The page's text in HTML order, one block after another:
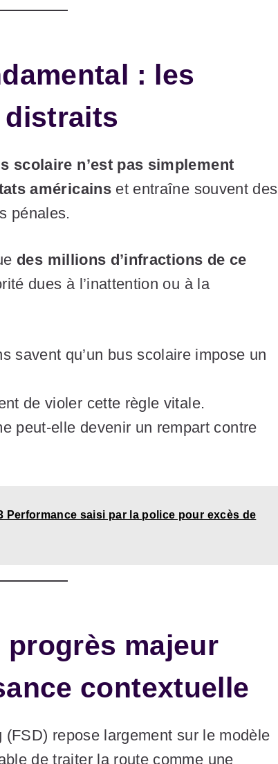
: les
distraits
scolaire n’est pas simplement
américainset entraîne souvent des
pénales.
des millions d’infractions de ce
dues à l’inattention ou à la
savent qu’un bus scolaire impose un
de violer cette règle vitale.
peut-elle devenir un rempart contre
Performance saisi par la police pour excès de
progrès majeur
contextuelle
repose largement sur le modèle
de traiter la route comme une